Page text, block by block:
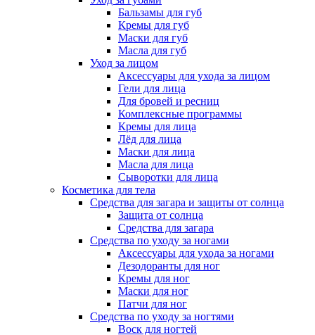
Бальзамы для губ
Кремы для губ
Маски для губ
Масла для губ
Уход за лицом
Аксессуары для ухода за лицом
Гели для лица
Для бровей и ресниц
Комплексные программы
Кремы для лица
Лёд для лица
Маски для лица
Масла для лица
Сыворотки для лица
Косметика для тела
Средства для загара и защиты от солнца
Защита от солнца
Средства для загара
Средства по уходу за ногами
Аксессуары для ухода за ногами
Дезодоранты для ног
Кремы для ног
Маски для ног
Патчи для ног
Средства по уходу за ногтями
Воск для ногтей